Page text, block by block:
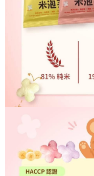
請求用戶進行身份認證。
５．嚴禁一人註冊多個帳號或
恩沛科技股份有限公司將有權